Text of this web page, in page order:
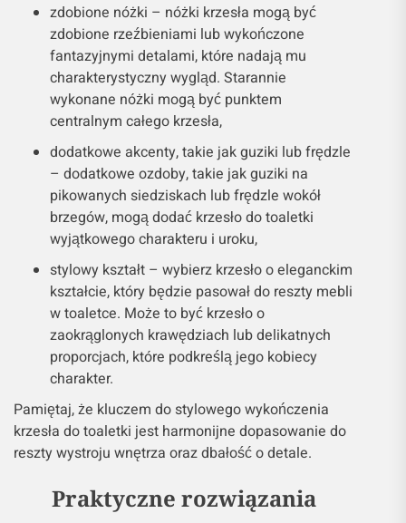
zdobione nóżki – nóżki krzesła mogą być
zdobione rzeźbieniami lub wykończone
fantazyjnymi detalami, które nadają mu
charakterystyczny wygląd. Starannie
wykonane nóżki mogą być punktem
centralnym całego krzesła,
dodatkowe akcenty, takie jak guziki lub frędzle
– dodatkowe ozdoby, takie jak guziki na
pikowanych siedziskach lub frędzle wokół
brzegów, mogą dodać krzesło do toaletki
wyjątkowego charakteru i uroku,
stylowy kształt – wybierz krzesło o eleganckim
kształcie, który będzie pasował do reszty mebli
w toaletce. Może to być krzesło o
zaokrąglonych krawędziach lub delikatnych
proporcjach, które podkreślą jego kobiecy
charakter.
Pamiętaj, że kluczem do stylowego wykończenia
krzesła do toaletki jest harmonijne dopasowanie do
reszty wystroju wnętrza oraz dbałość o detale.
Praktyczne rozwiązania